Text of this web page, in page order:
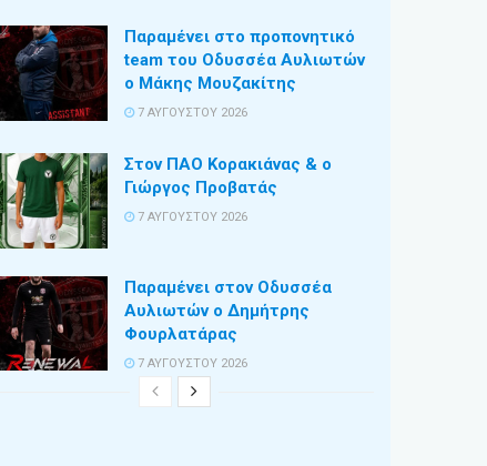
Παραμένει στο προπονητικό
team του Οδυσσέα Αυλιωτών
ο Μάκης Μουζακίτης
7 ΑΥΓΟΎΣΤΟΥ 2026
Στον ΠΑΟ Κορακιάνας & ο
Γιώργος Προβατάς
7 ΑΥΓΟΎΣΤΟΥ 2026
Παραμένει στον Οδυσσέα
Αυλιωτών ο Δημήτρης
Φουρλατάρας
7 ΑΥΓΟΎΣΤΟΥ 2026